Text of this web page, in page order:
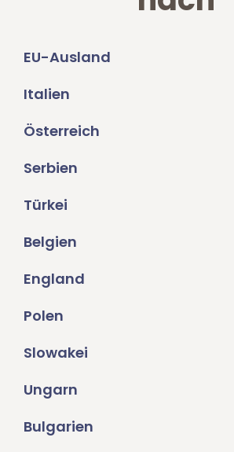
EU-Ausland
Italien
Österreich
Serbien
Türkei
Belgien
England
Polen
Slowakei
Ungarn
Bulgarien